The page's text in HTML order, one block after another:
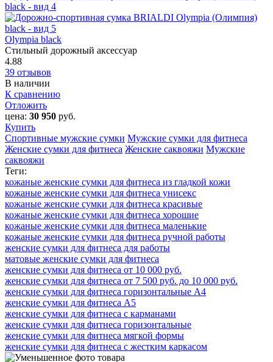
Olympia black
Стильный дорожный аксессуар
4.88
39 отзывов
В наличии
К сравнению
Отложить
цена: 30 950 руб.
Купить
Спортивные мужские сумки Мужские сумки для фитнеса
Женские сумки для фитнеса Женские саквояжи Мужские
саквояжи
Теги:
кожаные женские сумки для фитнеса из гладкой кожи
кожаные женские сумки для фитнеса унисекс
кожаные женские сумки для фитнеса красивые
кожаные женские сумки для фитнеса хорошие
кожаные женские сумки для фитнеса маленькие
кожаные женские сумки для фитнеса ручной работы
женские сумки для фитнеса для работы
матовые женские сумки для фитнеса
женские сумки для фитнеса от 10 000 руб.
женские сумки для фитнеса от 7 500 руб. до 10 000 руб.
женские сумки для фитнеса горизонтальные А4
женские сумки для фитнеса А5
женские сумки для фитнеса с карманами
женские сумки для фитнеса горизонтальные
женские сумки для фитнеса мягкой формы
женские сумки для фитнеса с жестким каркасом